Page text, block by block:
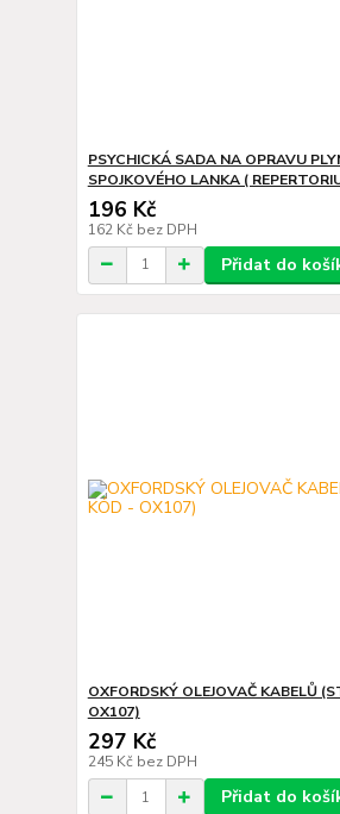
PSYCHICKÁ SADA NA OPRAVU
SPOJKOVÉHO LANKA (
196 Kč
162 Kč bez DPH
Přidat do
OXFORDSKÝ OLEJOVAČ KABELŮ
OX107)
297 Kč
245 Kč bez DPH
Přidat do